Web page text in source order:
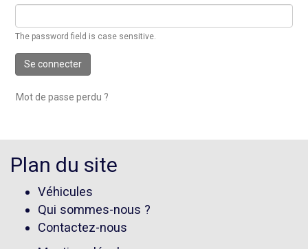
The password field is case sensitive.
Se connecter
Mot de passe perdu ?
Plan du site
Véhicules
Qui sommes-nous ?
Contactez-nous